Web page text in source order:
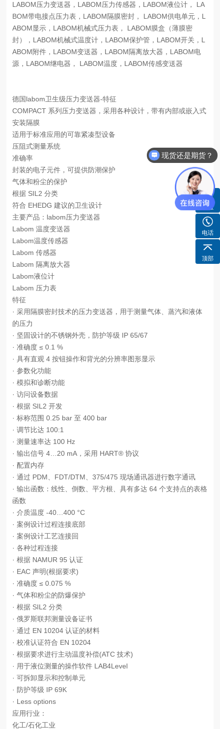
LABOM压力变送器，LABOM压力传感器，LABOM液位计， LA
BOM带电接点压力表， LABOM隔膜密封 ，
LABOM供电单元，L
ABOM显示，LABOM机械式压力表， LABOM膜盒（薄膜密
封），LABOM机械式温度计，LABOM保护管，LABOM开关，L
ABOM附件，LABOM变送器，LABOM隔离放大器，LABOM电
源，LABOM继电器， LABOM温度，LABOM传感变送器
德国labom卫生级压力变送器-特征
COMPACT 系列压力变送器，采用各种设计，带有内部或嵌入式
安装隔膜
适用于标准应用的可靠紧凑型设备
压阻式测量系统
准确率
封装的电子元件，可提供防潮保护
气体和粉尘的保护
根据 SIL2 分类
符合 EHEDG 建议的卫生设计
主要产品：labom压力变送器
Labom 温度变送器
Labom温度传感器
Labom 传感器
Labom 隔离放大器
Labom液位计
Labom 压力表
特征
· 采用隔膜密封技术的压力变送器，用于测量气体、蒸汽和液体
的压力
· 坚固设计的不锈钢外壳，防护等级 IP 65/67
· 准确度 ≤ 0.1 %
· 具有直观 4 按钮操作和背光的分辨率图形显示
· 参数化功能
· 模拟和诊断功能
· 访问设备数据
· 根据 SIL2 开发
· 标称范围 0.25 bar 至 400 bar
· 调节比达 100:1
· 测量速率达 100 Hz
· 输出信号 4…20 mA，采用 HART® 协议
· 配置内存
· 通过 PDM、FDT/DTM、375/475 现场通讯器进行数字通讯
· 输出函数：线性、倒数、平方根、具有多达 64 个支持点的表格
函数
· 介质温度 -40…400 °C
· 案例设计过程连接底部
· 案例设计工艺连接回
· 各种过程连接
· 根据 NAMUR 95 认证
· EAC 声明(根据要求)
· 准确度 ≤ 0.075 %
· 气体和粉尘的防爆保护
· 根据 SIL2 分类
· 俄罗斯联邦测量设备证书
· 通过 EN 10204 认证的材料
· 校准认证符合 EN 10204
· 根据要求进行主动温度补偿(ATC 技术)
· 用于液位测量的操作软件 LAB4Level
· 可拆卸显示和控制单元
· 防护等级 IP 69K
· Less options
应用行业：
化工/石化工业
客服
电话
顶部
现货还是期货？